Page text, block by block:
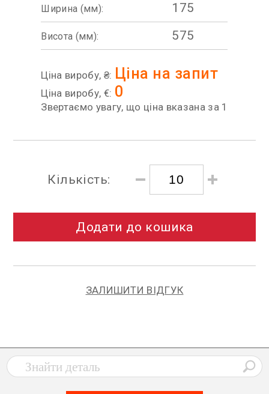
Ширина (мм): 175
Висота (мм): 575
Ціна виробу, ₴: Ціна на запит
Ціна виробу, €: 0
Звертаємо увагу, що ціна вказана за 1
Кількість:
Додати до кошика
ЗАЛИШИТИ ВІДГУК